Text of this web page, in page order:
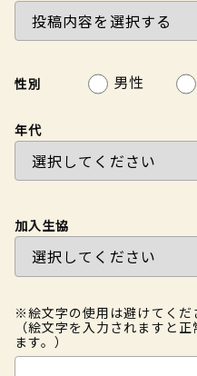
性別 男性
年代
加入生協
※絵文字の使用は避けてくだ
（絵文字を入力されますと
ます。）